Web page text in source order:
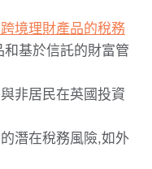
境理財產品的稅務
基於信託的財富管
非居民在英國投資
潛在稅務風險,如外